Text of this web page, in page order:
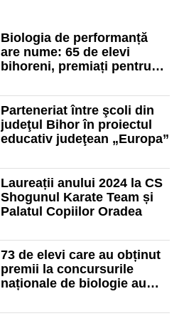
Biologia de performanță
are nume: 65 de elevi
bihoreni, premiați pentru
Parteneriat între şcoli din
judeţul Bihor în proiectul
educativ judeţean „Europa”
Laureații anului 2024 la CS
Shogunul Karate Team și
Palatul Copiilor Oradea
73 de elevi care au obținut
premii la concursurile
naționale de biologie au